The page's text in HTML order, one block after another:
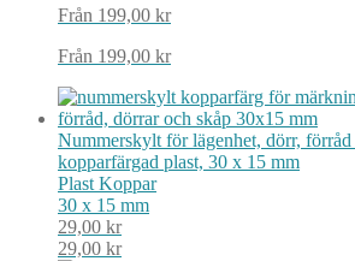
Från 199,00 kr
Från 199,00 kr
Nummerskylt för lägenhet, dörr, förråd
kopparfärgad plast, 30 x 15 mm
Plast Koppar
30 x 15 mm
29,00 kr
29,00 kr